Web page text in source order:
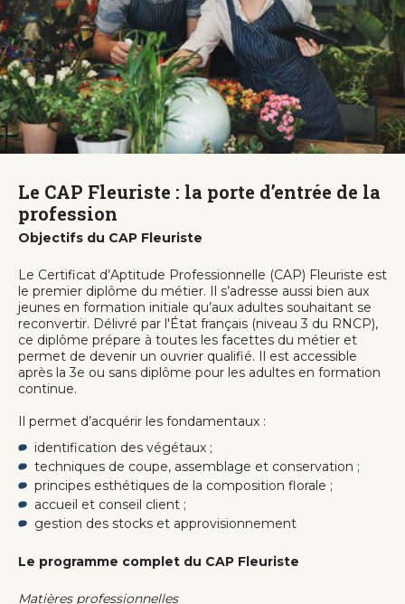
Le CAP Fleuriste : la porte d’entrée de la
profession
Objectifs du CAP Fleuriste
Le Certificat d’Aptitude Professionnelle (CAP) Fleuriste est
le premier diplôme du métier. Il s’adresse aussi bien aux
jeunes en formation initiale qu’aux adultes souhaitant se
reconvertir. Délivré par l'État français (niveau 3 du RNCP),
ce diplôme prépare à toutes les facettes du métier et
permet de devenir un ouvrier qualifié. Il est accessible
après la 3e ou sans diplôme pour les adultes en formation
continue.
Il permet d’acquérir les fondamentaux :
identification des végétaux ;
techniques de coupe, assemblage et conservation ;
principes esthétiques de la composition florale ;
accueil et conseil client ;
gestion des stocks et approvisionnement
Le programme complet du CAP Fleuriste
Matières professionnelles